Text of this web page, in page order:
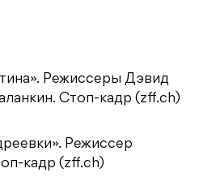
Режиссеры Дэвид
Стоп-кадр (zff.ch)
Режиссер
кадр (zff.ch)